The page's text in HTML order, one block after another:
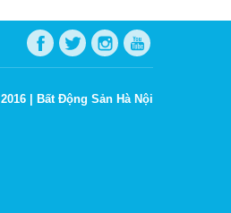
2016 | Bất Động Sản Hà Nội